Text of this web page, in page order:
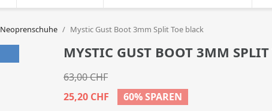
Neoprenschuhe Mystic Gust Boot 3mm Split Toe black
MYSTIC GUST BOOT 3MM
63,00 CHF
25,20 CHF
60% SPAREN